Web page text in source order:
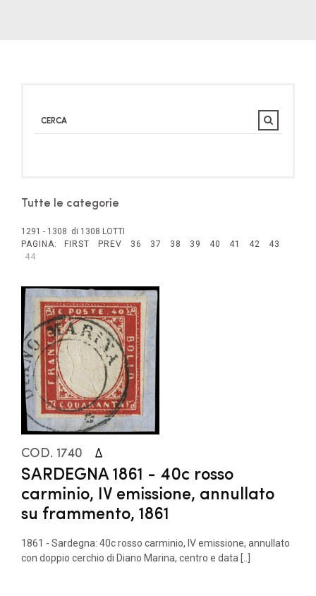
Tutte le categorie
1291 - 1308 di 1308 LOTTI
PAGINA:
FIRST PREV 36 37 38 39 40 41 42
43
44
COD. 1740
SARDEGNA 1861 - 40c rosso
carminio, IV emissione, annullato
su frammento, 1861
1861 - Sardegna: 40c rosso carminio, IV emissione, annullato
con doppio cerchio di Diano Marina, centro e data [..]